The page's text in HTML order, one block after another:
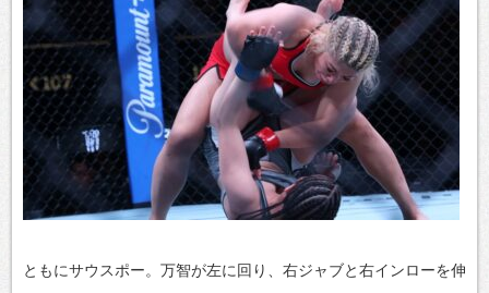
ともにサウスポー。万智が左に回り、右ジャブと右インローを伸